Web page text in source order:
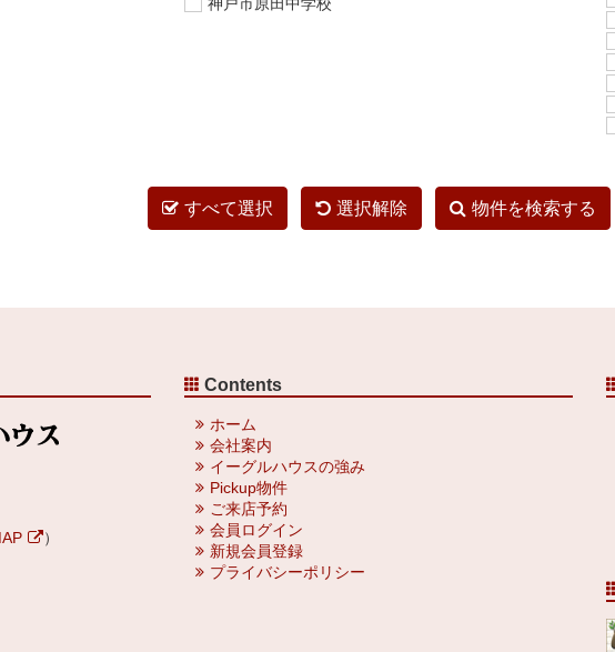
神戸市原田中学校
すべて選択 選択解除 物件を検索する
）
Contents
ホーム
会社案内
イーグルハウスの強み
Pickup物件
ご来店予約
会員ログイン
新規会員登録
プライバシーポリシー